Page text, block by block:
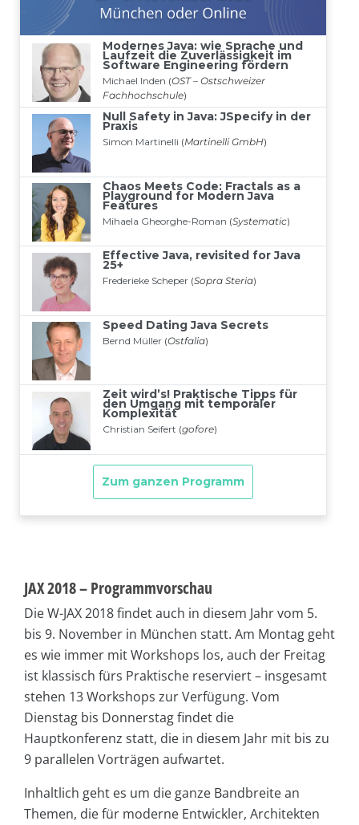
JAX 2018 – Programmvorschau
Die W-JAX 2018 findet auch in diesem Jahr vom 5.
bis 9. November in München statt. Am Montag geht
es wie immer mit Workshops los, auch der Freitag
ist klassisch fürs Praktische reserviert – insgesamt
stehen 13 Workshops zur Verfügung. Vom
Dienstag bis Donnerstag findet die
Hauptkonferenz statt, die in diesem Jahr mit bis zu
9 parallelen Vorträgen aufwartet.
Inhaltlich geht es um die ganze Bandbreite an
Themen, die für moderne Entwickler, Architekten